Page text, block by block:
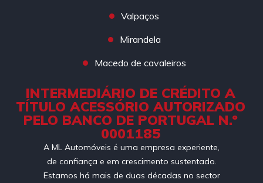
Valpaços
Mirandela
Macedo de cavaleiros
INTERMEDIÁRIO DE CRÉDITO A
TÍTULO ACESSÓRIO AUTORIZADO
PELO BANCO DE PORTUGAL N.º
0001185
A ML Automóveis é uma empresa experiente,
de confiança e em crescimento sustentado.
Estamos há mais de duas décadas no sector